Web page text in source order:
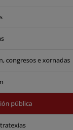
congresos e xornadas
pública